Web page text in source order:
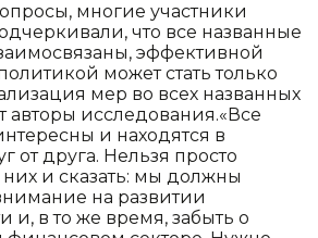
многие участники
что все названные
эффективной
может стать только
мер во всех названных
авторы исследования.«Все
и находятся в
от друга. Нельзя просто
и сказать: мы должны
на развитии
в то же время, забыть о